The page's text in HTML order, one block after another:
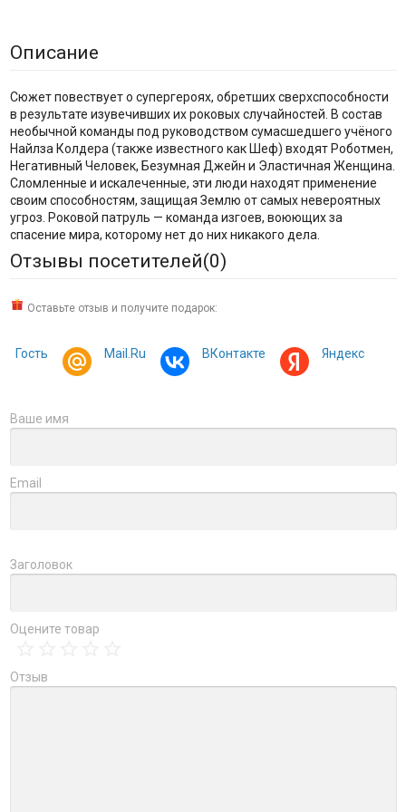
Описание
Сюжет повествует о супергероях, обретших сверхспособности
в результате изувечивших их роковых случайностей. В состав
необычной команды под руководством сумасшедшего учёного
Найлза Колдера (также известного как Шеф) входят Роботмен,
Негативный Человек, Безумная Джейн и Эластичная Женщина.
Сломленные и искалеченные, эти люди находят применение
своим способностям, защищая Землю от самых невероятных
угроз. Роковой патруль — команда изгоев, воюющих за
спасение мира, которому нет до них никакого дела.
Отзывы посетителей(0)
Оставьте отзыв и получите подарок:
Гость Mail.Ru ВКонтакте Яндекс
Ваше имя
Email
Заголовок
Оцените товар
Отзыв